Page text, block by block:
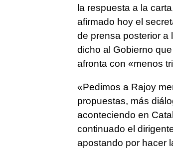
la respuesta a la
afirmado hoy el
de prensa posterior a
dicho al Gobierno
afronta con «menos
«Pedimos a Rajoy
propuestas, más
aconteciendo en
continuado el
apostando por hacer